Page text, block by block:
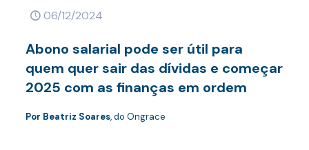
06/12/2024
Abono salarial pode ser útil para
quem quer sair das dívidas e começar
2025 com as finanças em ordem
Por Beatriz Soares, do Ongrace